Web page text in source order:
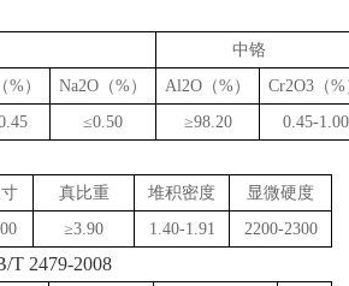
中铬
%） Na2O（%） Al2O（%）
Cr2O3（
≤0.50 ≥98.20 0.45-1.00
真比重 堆积密度
显微硬度
≥3.90 1.40-1.91 2200-2300
T 2479-2008